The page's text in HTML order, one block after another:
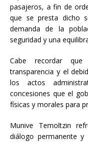
pasajeros, a fin de
que se presta dicho
demanda de la
seguridad y una
Cabe recordar que
transparencia y el
los actos
concesiones que el
físicas y morales para
Munive Temoltzin
diálogo permanente